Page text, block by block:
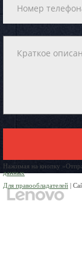
Нажимая на кнопку
данных
Для правообладателей |